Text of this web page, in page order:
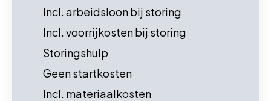
Incl. arbeidsloon bij storing
Incl. voorrijkosten bij storing
Storingshulp
Geen startkosten
Incl. materiaalkosten